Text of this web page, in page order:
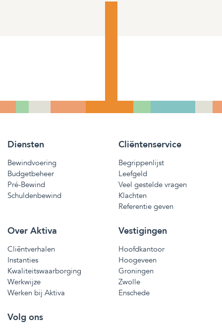
Diensten
Bewindvoering
Budgetbeheer
Pré-Bewind
Schuldenbewind
Cliëntenservice
Begrippenlijst
Leefgeld
Veel gestelde vragen
Klachten
Referentie geven
Over Aktiva
Cliëntverhalen
Instanties
Kwaliteitswaarborging
Werkwijze
Werken bij Aktiva
Vestigingen
Hoofdkantoor
Hoogeveen
Groningen
Zwolle
Enschede
Volg ons